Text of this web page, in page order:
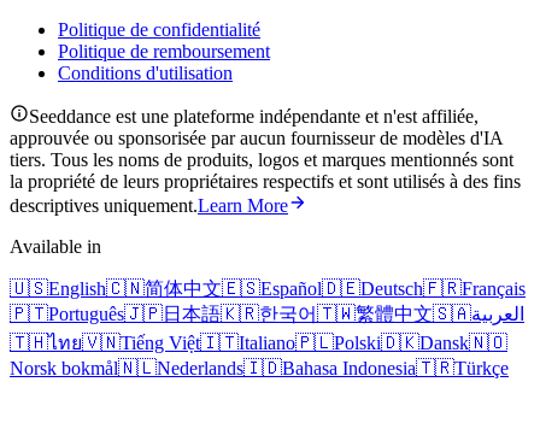
Politique de confidentialité
Politique de remboursement
Conditions d'utilisation
Seeddance est une plateforme indépendante et n'est affiliée,
approuvée ou sponsorisée par aucun fournisseur de modèles d'IA
tiers. Tous les noms de produits, logos et marques mentionnés sont
la propriété de leurs propriétaires respectifs et sont utilisés à des fins
descriptives uniquement.Learn More
Available in
🇺🇸English🇨🇳简体中文🇪🇸Español🇩🇪Deutsch🇫🇷Français
🇵🇹Português🇯🇵日本語🇰🇷한국어🇹🇼繁體中文🇸🇦العربية
🇹🇭ไทย🇻🇳Tiếng Việt🇮🇹Italiano🇵🇱Polski🇩🇰Dansk🇳🇴
Norsk bokmål🇳🇱Nederlands🇮🇩Bahasa Indonesia🇹🇷Türkçe